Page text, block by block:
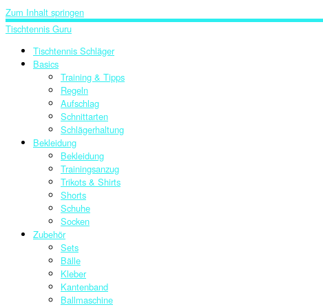
Zum Inhalt springen
Tischtennis Guru
Tischtennis Schläger
Basics
Training & Tipps
Regeln
Aufschlag
Schnittarten
Schlägerhaltung
Bekleidung
Bekleidung
Trainingsanzug
Trikots & Shirts
Shorts
Schuhe
Socken
Zubehör
Sets
Bälle
Kleber
Kantenband
Ballmaschine